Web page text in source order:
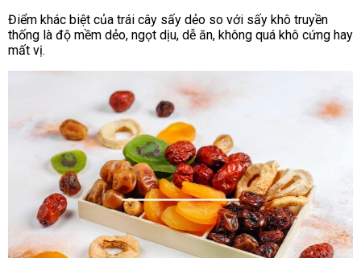
Điểm khác biệt của trái cây sấy dẻo so với sấy khô truyền
thống là độ mềm dẻo, ngọt dịu, dễ ăn, không quá khô cứng hay
mất vị.